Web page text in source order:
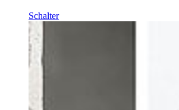
Schalter